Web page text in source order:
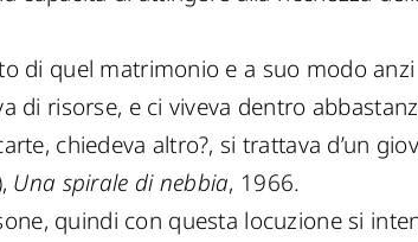
di quel matrimonio e a suo modo
di risorse, e ci viveva dentro
chiedeva altro?, si trattava d’un
Una spirale di nebbia, 1966.
quindi con questa locuzione si